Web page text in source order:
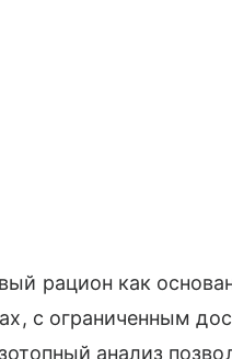
рацион как
с ограниченным
анализ